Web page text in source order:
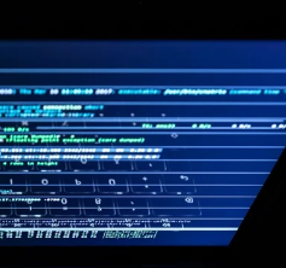
المالية بسهولة دون
شكل نقلة نوعية في
في الوصول إلى الخدمات
الاقتصادية الراهنة.
Wink Neo في استعادة ثقة